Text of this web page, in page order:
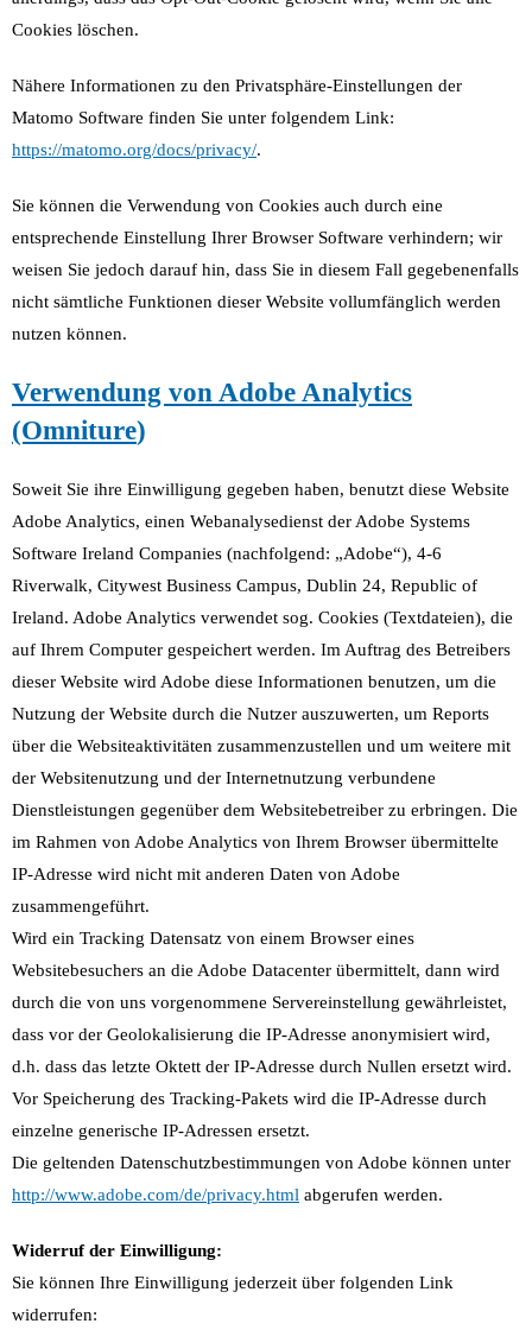
Cookies löschen.
Nähere Informationen zu den Privatsphäre-Einstellungen der
Matomo Software finden Sie unter folgendem Link:
https://matomo.org/docs/privacy/.
Sie können die Verwendung von Cookies auch durch eine
entsprechende Einstellung Ihrer Browser Software verhindern; wir
weisen Sie jedoch darauf hin, dass Sie in diesem Fall gegebenenfalls
nicht sämtliche Funktionen dieser Website vollumfänglich werden
nutzen können.
Verwendung von Adobe Analytics
(Omniture)
Soweit Sie ihre Einwilligung gegeben haben, benutzt diese Website
Adobe Analytics, einen Webanalysedienst der Adobe Systems
Software Ireland Companies (nachfolgend: „Adobe“), 4-6
Riverwalk, Citywest Business Campus, Dublin 24, Republic of
Ireland. Adobe Analytics verwendet sog. Cookies (Textdateien), die
auf Ihrem Computer gespeichert werden. Im Auftrag des Betreibers
dieser Website wird Adobe diese Informationen benutzen, um die
Nutzung der Website durch die Nutzer auszuwerten, um Reports
über die Websiteaktivitäten zusammenzustellen und um weitere mit
der Websitenutzung und der Internetnutzung verbundene
Dienstleistungen gegenüber dem Websitebetreiber zu erbringen. Die
im Rahmen von Adobe Analytics von Ihrem Browser übermittelte
IP-Adresse wird nicht mit anderen Daten von Adobe
zusammengeführt.
Wird ein Tracking Datensatz von einem Browser eines
Websitebesuchers an die Adobe Datacenter übermittelt, dann wird
durch die von uns vorgenommene Servereinstellung gewährleistet,
dass vor der Geolokalisierung die IP-Adresse anonymisiert wird,
d.h. dass das letzte Oktett der IP-Adresse durch Nullen ersetzt wird.
Vor Speicherung des Tracking-Pakets wird die IP-Adresse durch
einzelne generische IP-Adressen ersetzt.
Die geltenden Datenschutzbestimmungen von Adobe können unter
http://www.adobe.com/de/privacy.html abgerufen werden.
Widerruf der Einwilligung:
Sie können Ihre Einwilligung jederzeit über folgenden Link
widerrufen: